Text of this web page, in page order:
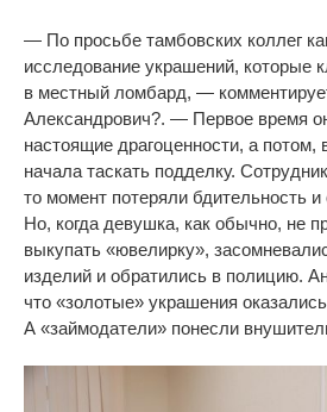
— По просьбе тамбовских коллег
исследование украшений, которые
в местный ломбард, —
Александрович?. — Первое время
настоящие драгоценности, а потом,
начала таскать подделку.
томомент потеряли бдительность и
Но, когда девушка, как обычно, не
выкупать «ювелирку»,
изделий и обратились в полицию.
что «золотые»украшения
А «займодатели»понесли